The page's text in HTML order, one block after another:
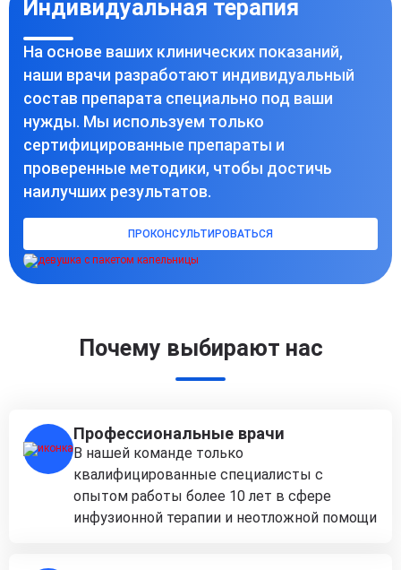
Индивидуальная терапия
На основе ваших клинических показаний,
наши врачи разработают индивидуальный
состав препарата специально под ваши
нужды. Мы используем только
сертифицированные препараты и
проверенные методики, чтобы достичь
наилучших результатов.
ПРОКОНСУЛЬТИРОВАТЬСЯ
Почему выбирают нас
Профессиональные врачи
В нашей команде только
квалифицированные специалисты с
опытом работы более 10 лет в сфере
инфузионной терапии и неотложной помощи